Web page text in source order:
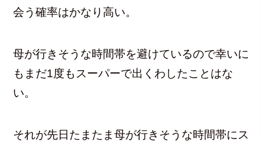
会う確率はかなり高い。
母が行きそうな時間帯を避けているので幸いに
もまだ1度もスーパーで出くわしたことはな
い。
それが先日たまたま母が行きそうな時間帯にス